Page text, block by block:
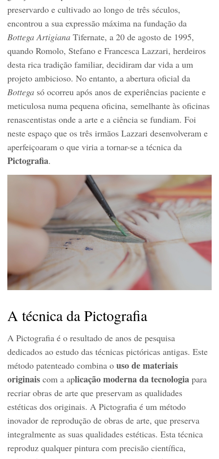
preservardo e cultivado ao longo de três séculos,
encontrou a sua expressão máxima na fundação da
Bottega Artigiana Tifernate, a 20 de agosto de 1995,
quando Romolo, Stefano e Francesca Lazzari, herdeiros
desta rica tradição familiar, decidiram dar vida a um
projeto ambicioso. No entanto, a abertura oficial da
Bottega só ocorreu após anos de experiências paciente e
meticulosa numa pequena oficina, semelhante às oficinas
renascentistas onde a arte e a ciência se fundiam. Foi
neste espaço que os três irmãos Lazzari desenvolveram e
aperfeiçoaram o que viria a tornar-se a técnica da
Pictografia.
A técnica da Pictografia
A Pictografia é o resultado de anos de pesquisa
dedicados ao estudo das técnicas pictóricas antigas. Este
método patenteado combina o uso de materiais
originais com a aplicação moderna da tecnologia para
recriar obras de arte que preservam as qualidades
estéticas dos originais. A Pictografia é um método
inovador de reprodução de obras de arte, que preserva
integralmente as suas qualidades estéticas. Esta técnica
reproduz qualquer pintura com precisão científica,